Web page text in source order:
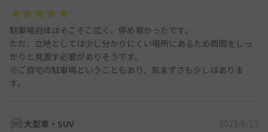
駐車場自体はそこそこ広く、停め易かったです。
ただ、立地としては少し分かりにくい場所にあるため周囲をしっ
かりと見渡す必要がありそうです。
※ご自宅の駐車場ということもあり、気まずさも少しはありま
す。
大型車・SUV 2023/9/23